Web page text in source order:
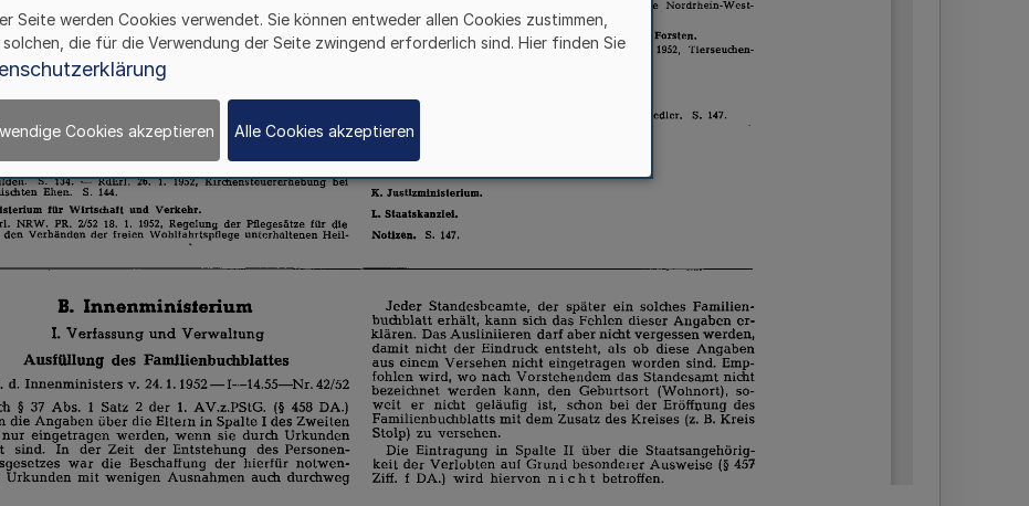
Seite werden Cookies verwendet. Sie können entweder allen Cookies zustimmen,
die für die Verwendung der Seite zwingend erforderlich sind. Hier finden Sie
Cookies akzeptieren Alle Cookies akzeptieren